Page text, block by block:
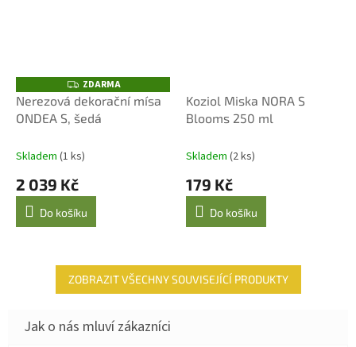
Z
D
A
R
ZDARMA
Nerezová dekorační mísa
ONDEA S, šedá
Skladem (1 ks)
2 039 Kč
Do košíku
Koziol Miska NORA S
Blooms 250 ml
Skladem (2 ks)
179 Kč
Do košíku
ZOBRAZIT VŠECHNY SOUVISEJÍCÍ PRODUKTY